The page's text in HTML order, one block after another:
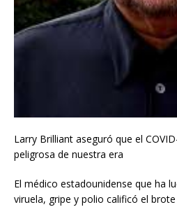
Larry Brilliant aseguró que el
peligrosa de nuestra era
El médico estadounidense que ha
viruela, gripe y polio calificó el